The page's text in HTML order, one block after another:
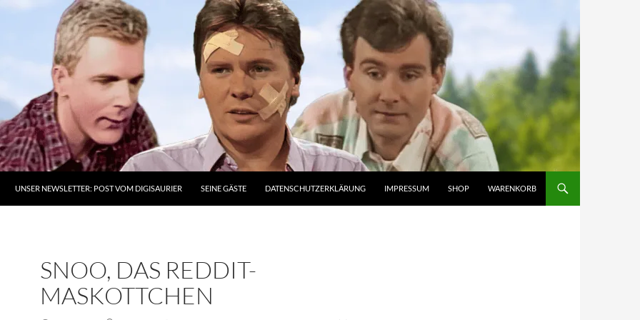
UNSER NEWSLETTER: POST VOM DIGISAURIER SEINE GÄSTE DATENSCHUTZERKLÄRUNG IMPRESSUM SHOP WARENKORB
SNOO, DAS REDDIT-
MASKOTTCHEN